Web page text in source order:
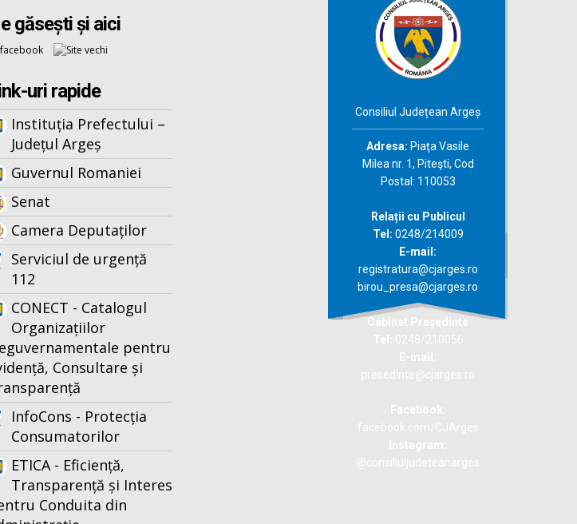
găsești și aici
uri rapide
Instituția Prefectului –
Județul Argeș
Guvernul Romaniei
Senat
Camera Deputaților
Serviciul de urgență
112
CONECT - Catalogul
Organizațiilor
pentru
Consultare și
InfoCons - Protecția
Consumatorilor
ETICA - Eficiență,
Transparență și Interes
Conduita din
Consiliul Județean Argeș
Adresa: Piaţa Vasile
Milea nr. 1, Piteşti, Cod
Postal: 110053
Relații cu Publicul
Tel: 0248/214009
E-mail:
registratura@cjarges.ro
birou_presa@cjarges.ro